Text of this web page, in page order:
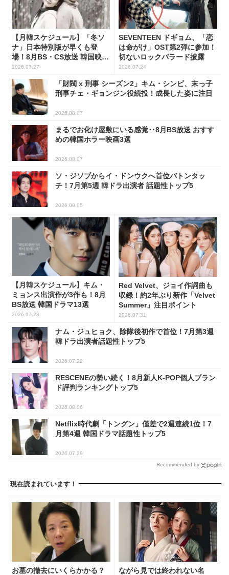
【月韓スケジュール】「冬ソ
ナ」日本特別版が早くも登
場！8月BS・CS放送 韓国映画
(全109選)
2026.07.27
SEVENTEEN ドギョム、「恋
は命がけ」OST第2弾に参加！
切ないロックバラード披露
2026.07.24
「財閥 x 刑事 シーズン2」キム・シンビ、末っ子
刑事チェ・ギョンジン役続投！成長した姿に注目
2026.08.07
まるでお化け屋敷にいる感覚‥8月BS放送 おすす
めの韓国ホラー映画3選
2026.08.07
ソ・ジソブからイ・ドンウクへ首位バトンタッ
チ！7月第5週 韓ドラ出演者 話題性トップ5
2026.08.05
【月韓スケジュール】キム・
ミョンス出演作が3作も！8月
BS放送 韓国ドラマ13選
2026.07.28
Red Velvet、ジョイ作詞曲も
収録！約2年ぶり新作「Velvet
Summer」注目ポイント
2026.07.31
ナム・ジュヒョク、除隊後初作で首位！7月第3週
韓ドラ出演者話題性トップ5
2026.07.22
RESCENEの勢い続く！8月新人K-POP個人ブラン
ド評判ランキングトップ5
2026.08.06
Netflix時代劇「トングン」僅差で2週連続1位！7
月第4週 韓国ドラマ話題性トップ5
2026.07.29
Recommended by
現在読まれています！
お墓の撤去にいくらかかる？
ながら見では終われない名